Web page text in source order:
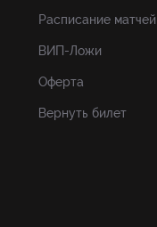
Расписание матчей
ВИП-Ложи
Оферта
Вернуть билет